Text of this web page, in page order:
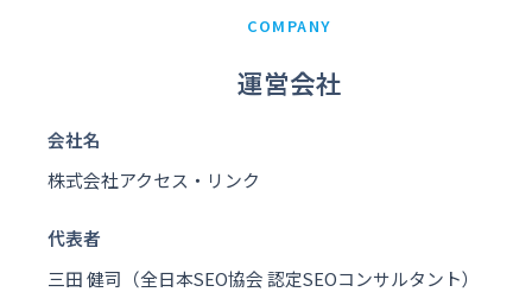
COMPANY
運営会社
会社名
株式会社アクセス・リンク
代表者
三田 健司（全日本SEO協会 認定SEOコンサルタント）